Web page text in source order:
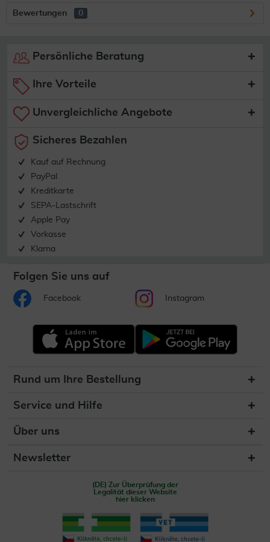
Bewertungen 0
Persönliche Beratung
Ihre Vorteile
Unvergleichliche Angebote
Sicheres Bezahlen
Kauf auf Rechnung
PayPal
Kreditkarte
SEPA-Lastschrift
Apple Pay
Vorkasse
Klarna
Folgen Sie uns auf
Facebook Instagram
Rund um Ihre Bestellung
Service und Hilfe
Über uns
Newsletter
(DE) Zur Überprüfung der
Legalität dieser Website
hier klicken